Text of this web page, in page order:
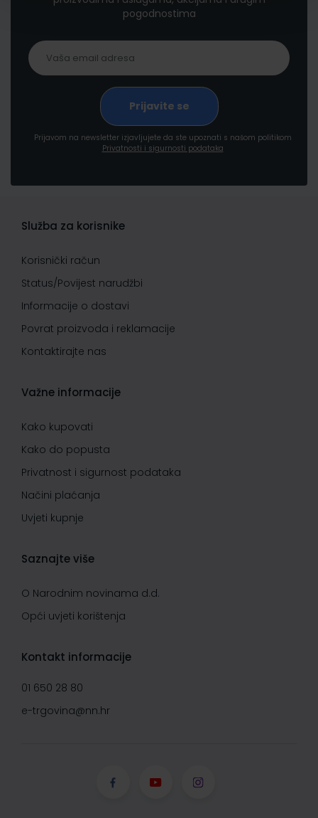
pogodnostima
Prijavom na newsletter izjavljujete da ste upoznati s našom politikom
Privatnosti i sigurnosti podataka
Služba za korisnike
Korisnički račun
Status/Povijest narudžbi
Informacije o dostavi
Povrat proizvoda i reklamacije
Kontaktirajte nas
Važne informacije
Kako kupovati
Kako do popusta
Privatnost i sigurnost podataka
Načini plaćanja
Uvjeti kupnje
Saznajte više
O Narodnim novinama d.d.
Opći uvjeti korištenja
Kontakt informacije
01 650 28 80
e-trgovina@nn.hr